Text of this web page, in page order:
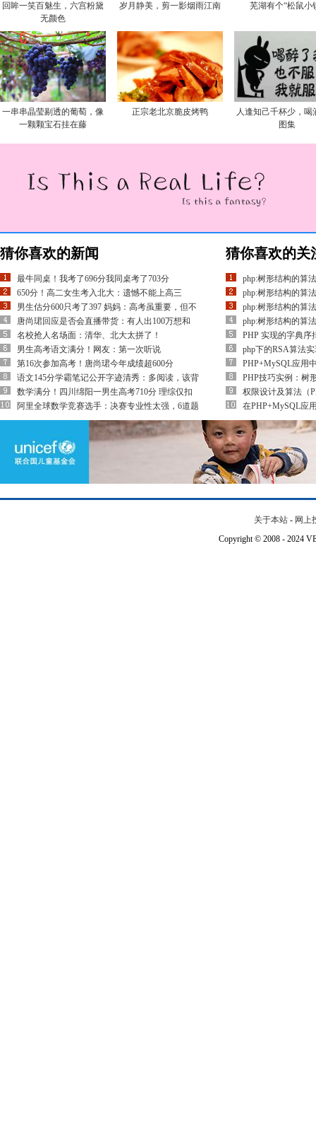
回眸一笑百魅生，六宫粉黛
无颜色
岁月静美，剪一影烟雨江南 芜湖有个“松鼠小
一串串晶莹剔透的葡萄，像
一颗颗宝石挂在藤
正宗老北京脆皮烤鸭
人逢知己千杯少，喝
图集
猜你喜欢的新闻
最牛同桌！我考了696分我同桌考了703分
650分！高二女生考入北大：遗憾不能上高三
男生估分600只考了397 妈妈：高考虽重要，但不
唐尚珺回应是否会直播带货：有人出100万想和
名校抢人名场面：清华、北大太拼了！
男生高考语文满分！网友：第一次听说
第16次参加高考！唐尚珺今年成绩超600分
语文145分学霸笔记公开字迹清秀：多阅读，该背
数学满分！四川绵阳一男生高考710分 理综仅扣
阿里全球数学竞赛选手：决赛专业性太强，6道题
猜你喜欢的关
php:树形结构的算
php:树形结构的算
php:树形结构的算
php:树形结构的算
PHP 实现的字典序
php下的RSA算法
PHP+MySQL应用
PHP技巧实例：树
权限设计及算法（
在PHP+MySQL应
关于本站 - 网上
Copyright © 2008 - 2024